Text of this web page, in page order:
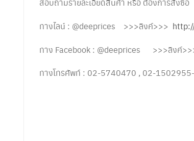
ทางไลน์ : @deeprices >>>ลิงค์>>>
ทาง Facebook : @deeprices >>>ลิงค์
ทางโทรศัพท์ : 02-5740470 , 02-